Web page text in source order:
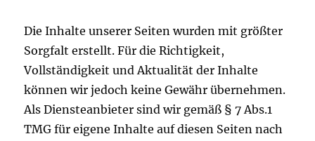
Die Inhalte unserer Seiten wurden mit größter
Sorgfalt erstellt. Für die Richtigkeit,
Vollständigkeit und Aktualität der Inhalte
können wir jedoch keine Gewähr übernehmen.
Als Diensteanbieter sind wir gemäß § 7 Abs.1
TMG für eigene Inhalte auf diesen Seiten nach